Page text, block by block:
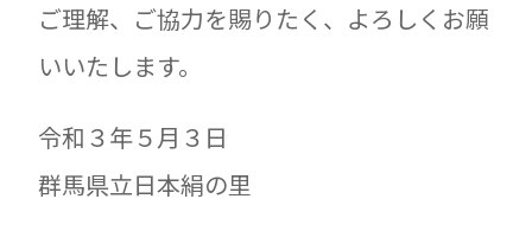
ご理解、ご協力を賜りたく、よろしくお願
いいたします。
令和３年５月３日
群馬県立日本絹の里